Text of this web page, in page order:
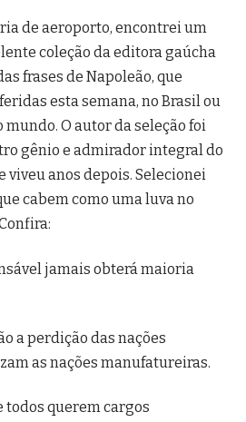
de aeroporto, encontrei um
coleção da editora gaúcha
frases de Napoleão, que
esta semana, no Brasil ou
O autor da seleção foi
gênio e admirador integral do
viveu anos depois. Selecionei
cabem como uma luva no
jamais obterá maioria
a perdição das nações
as nações manufatureiras.
todos querem cargos